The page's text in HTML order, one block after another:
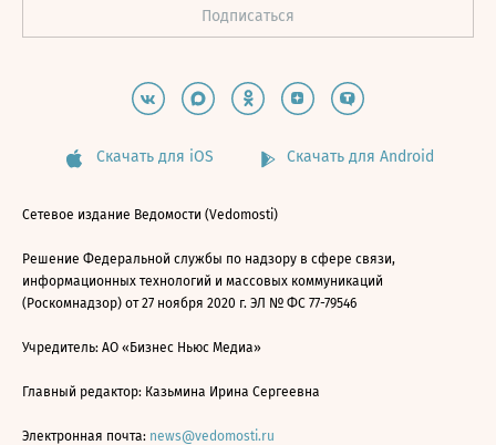
Скачать для iOS Скачать для Android
Сетевое издание Ведомости (Vedomosti)
Решение Федеральной службы по надзору в сфере связи,
информационных технологий и массовых коммуникаций
(Роскомнадзор) от 27 ноября 2020 г. ЭЛ № ФС 77-79546
Учредитель: АО «Бизнес Ньюс Медиа»
Главный редактор: Казьмина Ирина Сергеевна
Электронная почта: news@vedomosti.ru